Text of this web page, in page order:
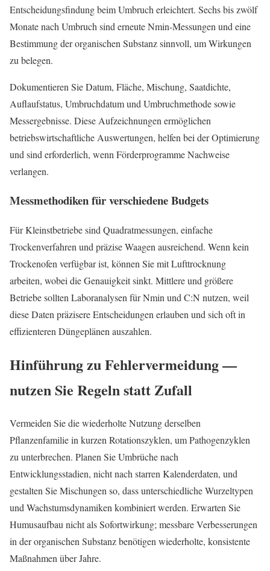
Entscheidungsfindung beim Umbruch erleichtert. Sechs bis zwölf
Monate nach Umbruch sind erneute Nmin‑Messungen und eine
Bestimmung der organischen Substanz sinnvoll, um Wirkungen
zu belegen.
Dokumentieren Sie Datum, Fläche, Mischung, Saatdichte,
Auflaufstatus, Umbruchdatum und Umbruchmethode sowie
Messergebnisse. Diese Aufzeichnungen ermöglichen
betriebswirtschaftliche Auswertungen, helfen bei der Optimierung
und sind erforderlich, wenn Förderprogramme Nachweise
verlangen.
Messmethodiken für verschiedene Budgets
Für Kleinstbetriebe sind Quadratmessungen, einfache
Trockenverfahren und präzise Waagen ausreichend. Wenn kein
Trockenofen verfügbar ist, können Sie mit Lufttrocknung
arbeiten, wobei die Genauigkeit sinkt. Mittlere und größere
Betriebe sollten Laboranalysen für Nmin und C:N nutzen, weil
diese Daten präzisere Entscheidungen erlauben und sich oft in
effizienteren Düngeplänen auszahlen.
Hinführung zu Fehlervermeidung —
nutzen Sie Regeln statt Zufall
Vermeiden Sie die wiederholte Nutzung derselben
Pflanzenfamilie in kurzen Rotationszyklen, um Pathogenzyklen
zu unterbrechen. Planen Sie Umbrüche nach
Entwicklungsstadien, nicht nach starren Kalenderdaten, und
gestalten Sie Mischungen so, dass unterschiedliche Wurzeltypen
und Wachstumsdynamiken kombiniert werden. Erwarten Sie
Humusaufbau nicht als Sofortwirkung; messbare Verbesserungen
in der organischen Substanz benötigen wiederholte, konsistente
Maßnahmen über Jahre.